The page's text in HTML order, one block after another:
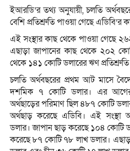
ইআরডি’র তথ্য অনুযায়ী, চলতি
বেশি প্রতিশ্রুতি পাওয়া গেছে এডিবি’র
এই সংস্থার কাছ থেকে পাওয়া গেছে
এছাড়া জাপানের কাছ থেকে ২০২
থেকে ১৪১ কোটি ডলারের ঋণ
চলতি অর্থবছরের প্রথম আট মাসে
দশমিক ৭ কোটি ডলার। এর
অর্থছাড়ের পরিমাণ ছিল ৪৮৭ কোটি
অর্থছাড় করেছে এডিবি। এই সংস্থা
ডলার। জাপান ছাড় করেছে ১০৪ কোটি
করেছে ৮৭ কোটি ৭৮ লাখ ডলার।